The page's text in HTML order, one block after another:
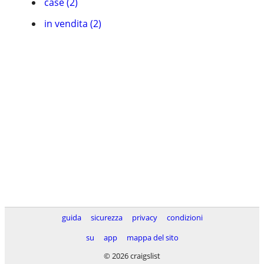
in vendita (2)
guida sicurezza privacy
condizioni
su
app
mappa del sito
© 2026 craigslist